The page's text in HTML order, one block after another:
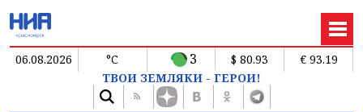
06.08.2026 °C 3 $ 80.93
€ 93.19
ТВОИ ЗЕМЛЯКИ - ГЕРОИ!